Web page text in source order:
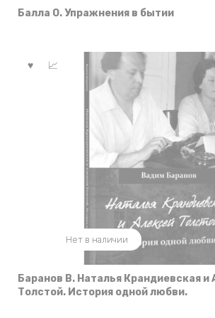
Балла О. Упражнения в бытии
Нет в наличии
Баранов В. Наталья Крандиевская и
Толстой. История одной любви.